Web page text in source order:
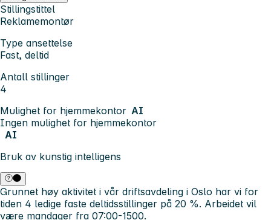
Stillingstittel
Reklamemontør
Type ansettelse
Fast, deltid
Antall stillinger
4
Mulighet for hjemmekontor AI
Ingen mulighet for hjemmekontor
AI
Bruk av kunstig intelligens
Grunnet høy aktivitet i vår driftsavdeling i Oslo har vi for
tiden 4 ledige faste deltidsstillinger på 20 %. Arbeidet vil
være mandager fra 07:00-1500.